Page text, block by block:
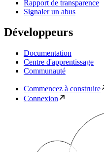
Rapport de transparence
Signaler un abus
Développeurs
Documentation
Centre d'apprentissage
Communauté
Commencez à construire
Connexion